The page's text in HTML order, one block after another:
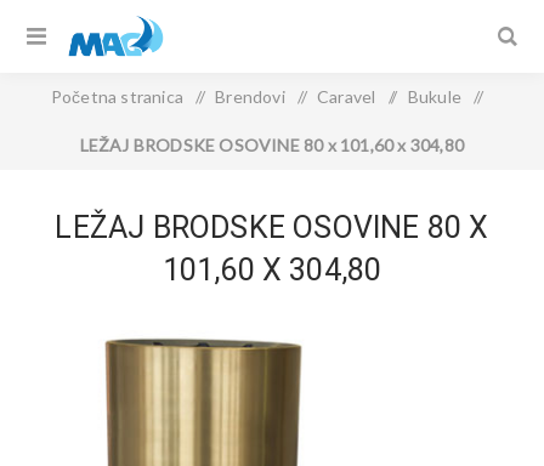
Početna stranica / Brendovi / Caravel / Bukule /
LEŽAJ BRODSKE OSOVINE 80 x 101,60 x 304,80
LEŽAJ BRODSKE OSOVINE 80 X
101,60 X 304,80